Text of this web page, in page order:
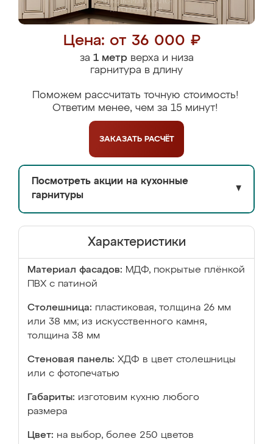
Цена: от 36 000 ₽
за 1 метрверха и низа
гарнитура в длину
Поможем рассчитать точную стоимость!
Ответим менее, чем за 15 минут!
ЗАКАЗАТЬ РАСЧЁТ
Посмотреть акции на кухонные
гарнитуры
▼
Характеристики
Материал фасадов: МДФ, покрытые плёнкой
ПВХ с патиной
Столешница: пластиковая, толщина 26 мм
или 38 мм; из искусственного камня,
толщина 38 мм
Стеновая панель: ХДФ в цвет столешницы
или с фотопечатью
Габариты: изготовим кухню любого
размера
Цвет: на выбор, более 250 цветов